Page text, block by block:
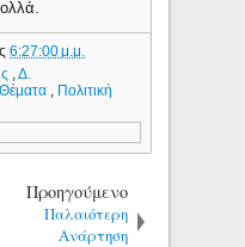
6:27:00 μ.μ.
,Δ.
Πολιτική
Προηγούμενο
Παλαιότερη
Ανάρτηση